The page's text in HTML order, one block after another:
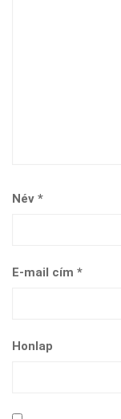
Név *
E-mail cím *
Honlap